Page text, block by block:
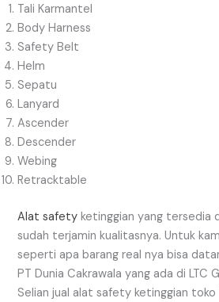
Tali Karmantel
Body Harness
Safety Belt
Helm
Sepatu
Lanyard
Ascender
Descender
Webing
Retracktable
Alat safety ketinggian yang tersedia
sudah terjamin kualitasnya. Untuk
seperti apa barang real nya bisa
PT Dunia Cakrawala yang ada di LTC
Selian jual alat safety ketinggian toko